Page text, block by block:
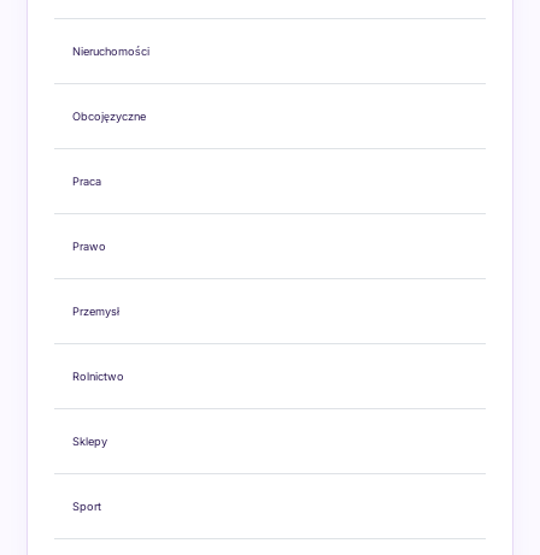
Nieruchomości
Obcojęzyczne
Praca
Prawo
Przemysł
Rolnictwo
Sklepy
Sport